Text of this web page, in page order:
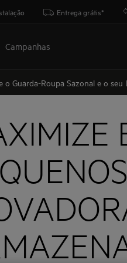
Entrega grátis*
Campanhas
o Guarda-Roupa Sazonal e o seu